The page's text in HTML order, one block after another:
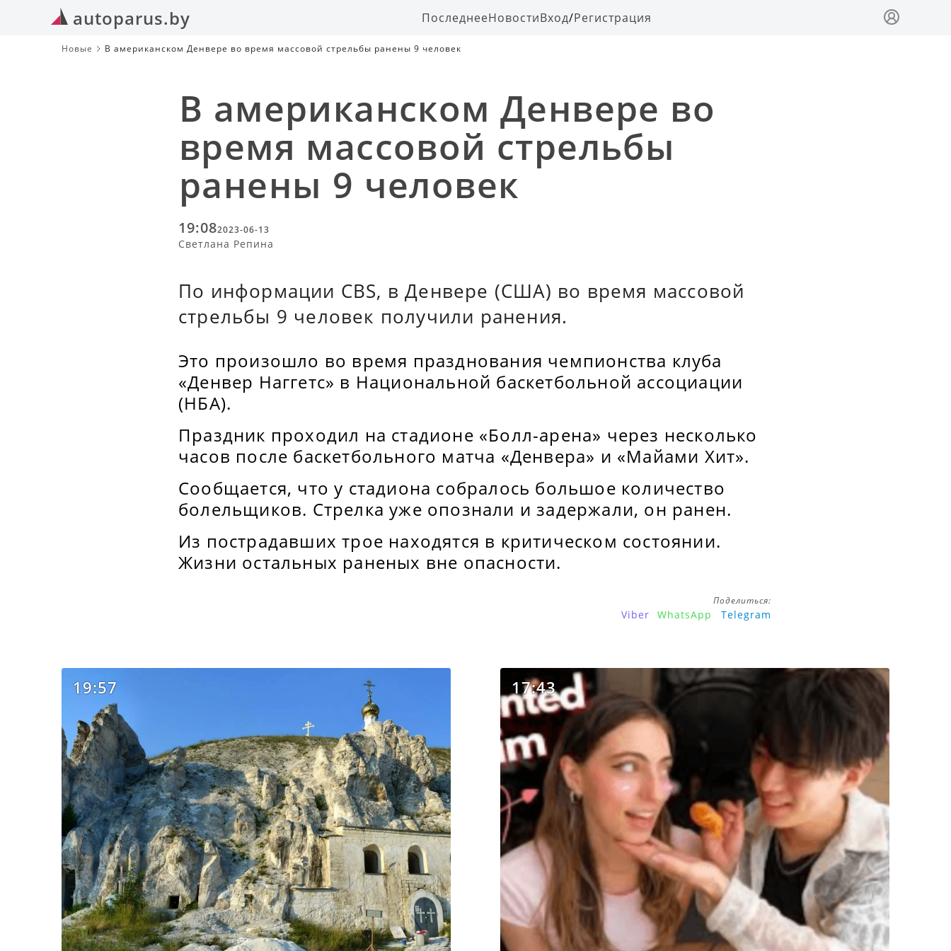
autoparus.by ПоследнееНовостиВход/Регистрация
Новые В американском Денвере во время массовой стрельбы ранены 9 человек
В американском Денвере во
время массовой стрельбы
ранены 9 человек
19:082023-06-13
Светлана Репина
По информации CBS, в Денвере (США) во время массовой
стрельбы 9 человек получили ранения.
Это произошло во время празднования чемпионства клуба
«Денвер Наггетс» в Национальной баскетбольной ассоциации
(НБА).
Праздник проходил на стадионе «Болл-арена» через несколько
часов после баскетбольного матча «Денвера» и «Майами Хит».
Сообщается, что у стадиона собралось большое количество
болельщиков. Стрелка уже опознали и задержали, он ранен.
Из пострадавших трое находятся в критическом состоянии.
Жизни остальных раненых вне опасности.
Поделиться:
Viber WhatsApp Telegram
19:57 17:43